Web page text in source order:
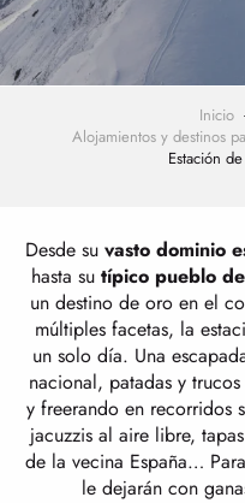
Inicio
Alojamientos y destinos
Estación
Desde su vasto dominio
hasta su típico pueblo
un destino de oro en el
múltiples facetas, la
un solo día. Una
nacional, patadas y
y freerando en recorridos
jacuzzis al aire libre,
de la vecina España…
le dejarán con